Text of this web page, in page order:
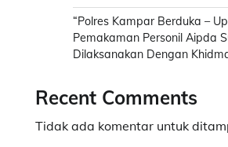
“Polres Kampar Berduka –
Pemakaman Personil Aipda
Dilaksanakan Dengan
Recent Comments
Tidak ada komentar untuk